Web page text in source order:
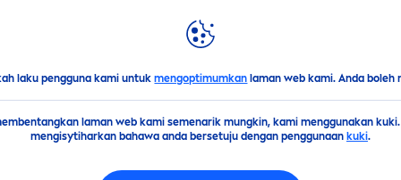
laku pengguna kami untukmengoptimumkan laman web kami. Anda
laman web kami semenarik mungkin, kami menggunakan
mengisytiharkan bahawa anda bersetuju dengan penggunaan kuki.